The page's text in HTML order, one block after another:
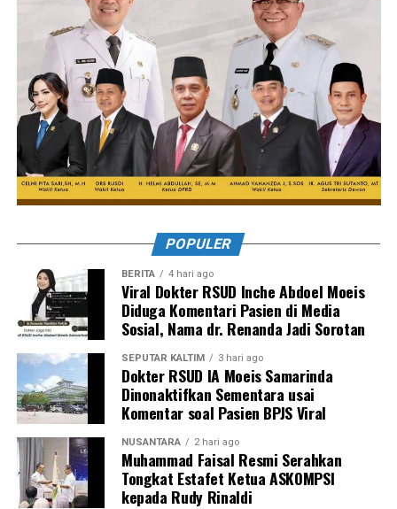
POPULER
BERITA 4 hari ago
Viral Dokter RSUD Inche Abdoel Moeis
Diduga Komentari Pasien di Media
Sosial, Nama dr. Renanda Jadi Sorotan
SEPUTAR KALTIM 3 hari ago
Dokter RSUD IA Moeis Samarinda
Dinonaktifkan Sementara usai
Komentar soal Pasien BPJS Viral
NUSANTARA 2 hari ago
Muhammad Faisal Resmi Serahkan
Tongkat Estafet Ketua ASKOMPSI
kepada Rudy Rinaldi